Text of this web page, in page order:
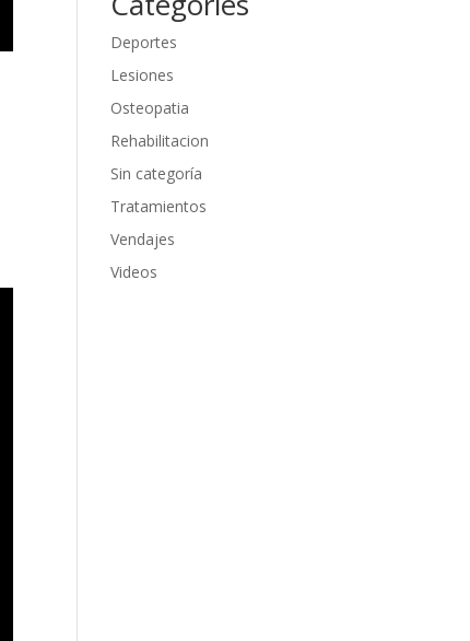
Deportes
Lesiones
Osteopatia
Rehabilitacion
Sin categoría
Tratamientos
Vendajes
Videos